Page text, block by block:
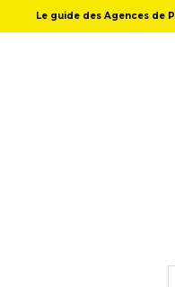
Le guide des Agences de